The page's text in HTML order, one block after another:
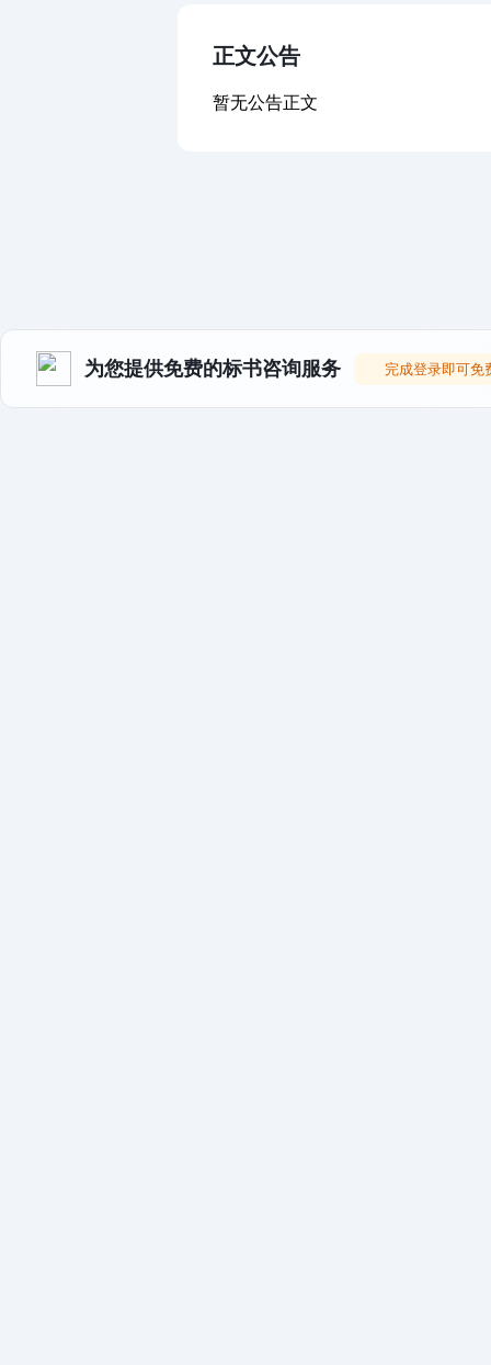
正文公告
暂无公告正文
为您提供免费的标书咨询服务 完成登录即可免